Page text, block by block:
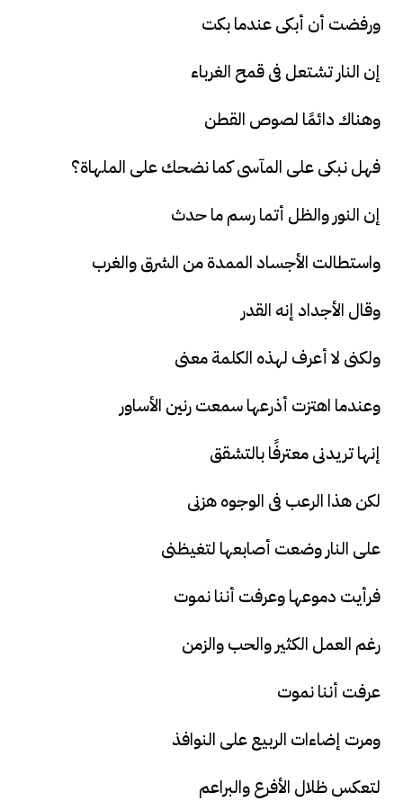
ورفضت أن أبكى عندما بكت
إن النار تشتعل فى قمح الغرباء
وهناك دائمًا لصوص القطن
فهل نبكى على المآسى كما نضحك على الملهاة؟
إن النور والظل أتما رسم ما حدث
واستطالت الأجساد الممدة من الشرق والغرب
وقال الأجداد إنه القدر
ولكنى لا أعرف لهذه الكلمة معنى
وعندما اهتزت أذرعها سمعت رنين الأساور
إنها تريدنى معترفًا بالتشقق
لكن هذا الرعب فى الوجوه هزنى
على النار وضعت أصابعها لتغيظنى
فرأيت دموعها وعرفت أننا نموت
رغم العمل الكثير والحب والزمن
عرفت أننا نموت
ومرت إضاءات الربيع على النوافذ
لتعكس ظلال الأفرع والبراعم